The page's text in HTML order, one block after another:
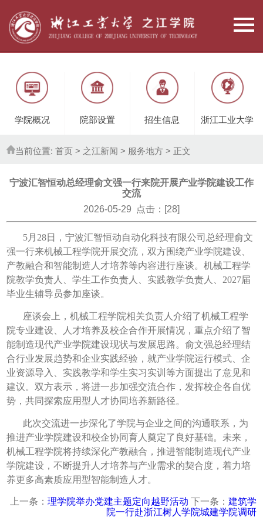
学院概况 院部设置 招生信息 浙江工业大学
当前位置:首页 > 之江新闻 > 服务地方 > 正文
宁波汇智恒动总经理俞文强一行来院开展产业学院建设工作
交流
2026-05-29 点击：[ 28
5月28日，宁波汇智恒动自动化科技有限公司总经理俞文
强一行来机械工程学院开展交流，双方围绕产业学院建设、
产教融合和智能制造人才培养等内容进行座谈。机械工程学
院教学负责人、学生工作负责人、实践教学负责人、2027届
毕业生辅导员参加座谈。
座谈会上，机械工程学院相关负责人介绍了机械工程学
院专业建设、人才培养及校企合作开展情况，重点介绍了智
能制造现代产业学院建设现状与发展思路。俞文强总经理结
合行业发展趋势和企业实践经验，就产业学院运行模式、企
业资源导入、实践教学和学生实习实训等方面提出了意见和
建议。双方表示，将进一步加强交流合作，发挥校企各自优
势，共同探索应用型人才协同培养新路径。
此次交流进一步深化了学院与企业之间的沟通联系，为
推进产业学院建设和校企协同育人奠定了良好基础。未来，
机械工程学院将持续深化产教融合，推进智能制造现代产业
学院建设，不断提升人才培养与产业需求的契合度，着力培
养更多高素质应用型智能制造人才。
上一条： 理学院举办党建主题定向越野活动 下一条： 建筑学
院一行赴浙江树人学院城建学院调研